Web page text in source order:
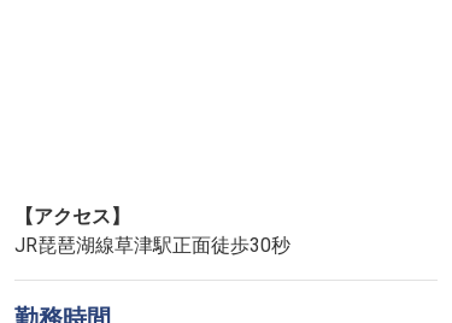
【アクセス】
JR琵琶湖線草津駅正面徒歩30秒